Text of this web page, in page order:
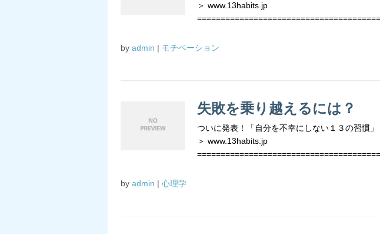
＞ www.13habits.jp
by admin | モチベーション
失敗を乗り越えるには？
ついに発表！「自分を不幸にしない１３の習慣
＞ www.13habits.jp
by admin | 心理学